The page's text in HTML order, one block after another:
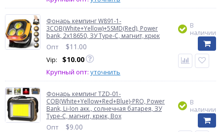
Фонарь кемпинг W891-1-
3COB(White+Yellow)+5SMD(Red), Power
bank, 2x18650, ЗУ Type-C, магнит, крюк
Опт $11.00
Vip: $10.00
Крупный опт: уточнить
В
наличии
Фонарь кемпинг TZD-01-
COB(White+Yellow+Red+Blue)-PRO, Power
Bank, Li-Ion акк., солнечная батарея, ЗУ
Type-C, магнит, крюк, Box
Опт $9.00
В
наличии